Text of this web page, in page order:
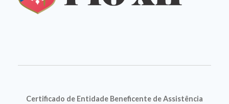
Certificado de Entidade Beneficente de Assistência